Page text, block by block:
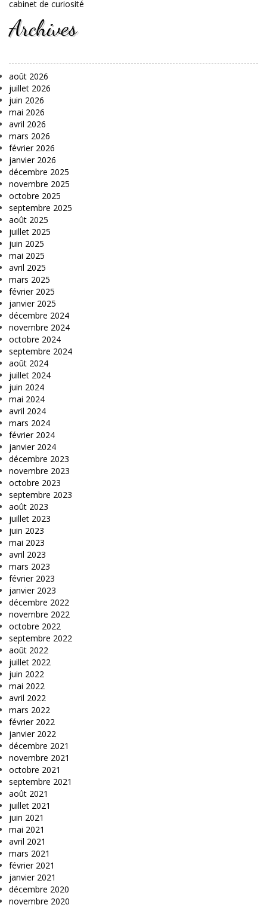
cabinet de curiosité
Archives
août 2026
juillet 2026
juin 2026
mai 2026
avril 2026
mars 2026
février 2026
janvier 2026
décembre 2025
novembre 2025
octobre 2025
septembre 2025
août 2025
juillet 2025
juin 2025
mai 2025
avril 2025
mars 2025
février 2025
janvier 2025
décembre 2024
novembre 2024
octobre 2024
septembre 2024
août 2024
juillet 2024
juin 2024
mai 2024
avril 2024
mars 2024
février 2024
janvier 2024
décembre 2023
novembre 2023
octobre 2023
septembre 2023
août 2023
juillet 2023
juin 2023
mai 2023
avril 2023
mars 2023
février 2023
janvier 2023
décembre 2022
novembre 2022
octobre 2022
septembre 2022
août 2022
juillet 2022
juin 2022
mai 2022
avril 2022
mars 2022
février 2022
janvier 2022
décembre 2021
novembre 2021
octobre 2021
septembre 2021
août 2021
juillet 2021
juin 2021
mai 2021
avril 2021
mars 2021
février 2021
janvier 2021
décembre 2020
novembre 2020